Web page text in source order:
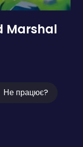
Marshal
Не працює?